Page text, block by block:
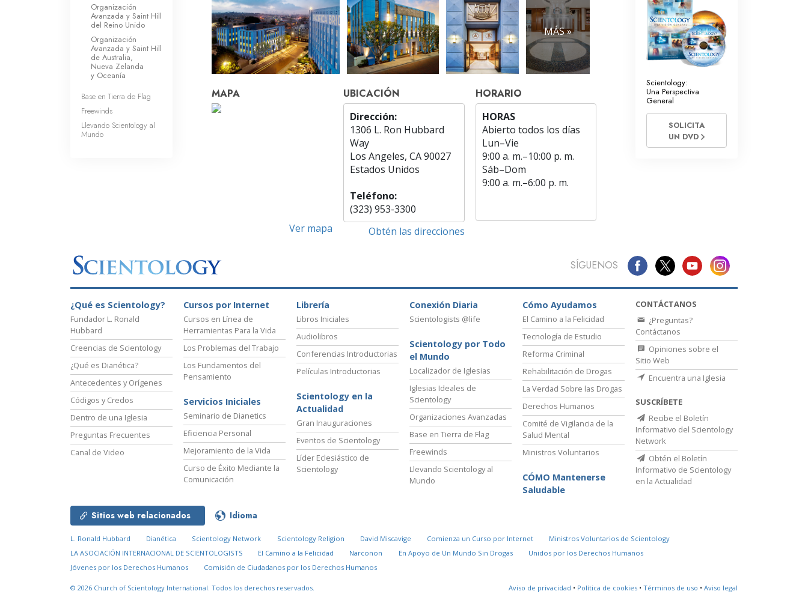
MÁS »
MAPA
Ver mapa
UBICACIÓN
Dirección:
1306 L. Ron Hubbard
Way
Los Angeles, CA 90027
Estados Unidos
Teléfono:
(323) 953-3300
Obtén las direcciones
HORARIO
HORAS
Abierto todos los días
Lun–Vie
9:00 a. m.–10:00 p. m.
Sáb–Dom
9:00 a. m.–6:00 p. m.
Organización
Avanzada y Saint Hill
del Reino Unido
Organización
Avanzada y Saint Hill
de Australia,
Nueva Zelanda
y Oceanía
Base en Tierra de Flag
Freewinds
Llevando Scientology al
Mundo
Scientology:
Una Perspectiva
General
SOLICITA
UN DVD
SÍGUENOS
¿Qué es Scientology?
Fundador L. Ronald
Hubbard
Creencias de Scientology
¿Qué es Dianética?
Antecedentes y Orígenes
Códigos y Credos
Dentro de una Iglesia
Preguntas Frecuentes
Canal de Video
Cursos por Internet
Cursos en Línea de
Herramientas Para la Vida
Los Problemas del Trabajo
Los Fundamentos del
Pensamiento
Servicios Iniciales
Seminario de Dianetics
Eficiencia Personal
Mejoramiento de la Vida
Curso de Éxito Mediante la
Comunicación
Librería
Libros Iniciales
Audiolibros
Conferencias Introductorias
Películas Introductorias
Scientology en la
Actualidad
Gran Inauguraciones
Eventos de Scientology
Líder Eclesiástico de
Scientology
Conexión Diaria
Scientologists @life
Scientology por Todo
el Mundo
Localizador de Iglesias
Iglesias Ideales de
Scientology
Organizaciones Avanzadas
Base en Tierra de Flag
Freewinds
Llevando Scientology al
Mundo
Cómo Ayudamos
El Camino a la Felicidad
Tecnología de Estudio
Reforma Criminal
Rehabilitación de Drogas
La Verdad Sobre las Drogas
Derechos Humanos
Comité de Vigilancia de la
Salud Mental
Ministros Voluntarios
CÓMO Mantenerse
Saludable
CONTÁCTANOS
¿Preguntas?
Contáctanos
Opiniones sobre el
Sitio Web
Encuentra una Iglesia
SUSCRÍBETE
Recibe el Boletín
Informativo del Scientology
Network
Obtén el Boletín
Informativo de Scientology
en la Actualidad
Sitios web relacionados Idioma
L. Ronald Hubbard Dianética Scientology Network Scientology Religion David Miscavige Comienza un Curso por Internet
Ministros Voluntarios de Scientology
LA ASOCIACIÓN INTERNACIONAL DE SCIENTOLOGISTS
El Camino a la Felicidad Narconon En Apoyo de Un Mundo Sin Drogas
Unidos por los Derechos Humanos
Jóvenes por los Derechos Humanos
Comisión de Ciudadanos por los Derechos Humanos
© 2026 Church of Scientology International. Todos los derechos reservados. Aviso de privacidad • Política de cookies • Términos de uso • Aviso legal